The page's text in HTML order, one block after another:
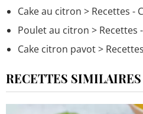
Cake au citron > Recettes -
Poulet au citron > Recettes
Cake citron pavot>
RECETTES SIMILAIRES